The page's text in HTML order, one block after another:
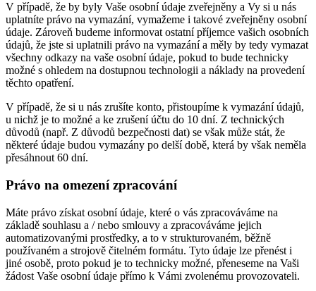
V případě, že by byly Vaše osobní údaje zveřejněny a Vy si u nás
uplatníte právo na vymazání, vymažeme i takové zveřejněny osobní
údaje. Zároveň budeme informovat ostatní příjemce vašich osobních
údajů, že jste si uplatnili právo na vymazání a měly by tedy vymazat
všechny odkazy na vaše osobní údaje, pokud to bude technicky
možné s ohledem na dostupnou technologii a náklady na provedení
těchto opatření.
V případě, že si u nás zrušíte konto, přistoupíme k vymazání údajů,
u nichž je to možné a ke zrušení účtu do 10 dní. Z technických
důvodů (např. Z důvodů bezpečnosti dat) se však může stát, že
některé údaje budou vymazány po delší době, která by však neměla
přesáhnout 60 dní.
Právo na omezení zpracování
Máte právo získat osobní údaje, které o vás zpracováváme na
základě souhlasu a / nebo smlouvy a zpracováváme jejich
automatizovanými prostředky, a to v strukturovaném, běžně
používaném a strojově čitelném formátu. Tyto údaje lze přenést i
jiné osobě, proto pokud je to technicky možné, přeneseme na Vaši
žádost Vaše osobní údaje přímo k Vámi zvolenému provozovateli.